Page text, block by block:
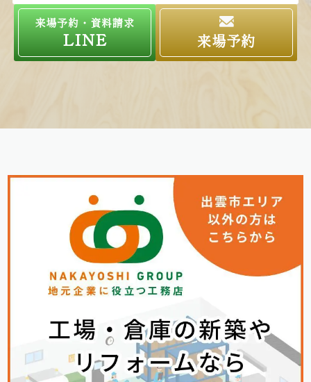
来場予約・資料請求
LINE 来場予約